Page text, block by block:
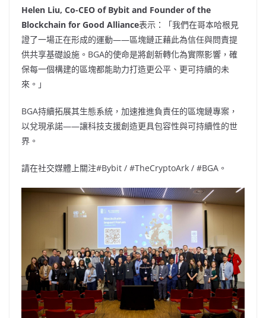
Helen Liu, Co-CEO of Bybit and Founder of the
Blockchain for Good Alliance表示：「我們在哥本哈根見
證了一場正在形成的運動——區塊鏈正藉此為信任與問責提
供共享基礎設施。BGA的使命是將創新轉化為實際影響，確
保每一個構建的區塊都能助力打造更公平、更可持續的未
來。」
BGA持續拓展其生態系統，加速推進負責任的區塊鏈專案，
以兌現承諾——讓科技支援創造更具包容性與可持續性的世
界。
請在社交媒體上關注#Bybit / #TheCryptoArk / #BGA。